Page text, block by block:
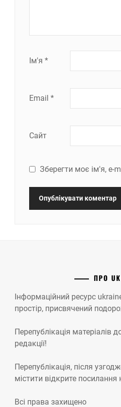
Ім'я *
Email *
Сайт
Зберегти моє ім'я, e-
ПРО
Інформаційний ресурс
простір, присвячений
Перепублікація матеріалів
редакції!
Перепублікація, після
містити відкрите
Всі права захищено